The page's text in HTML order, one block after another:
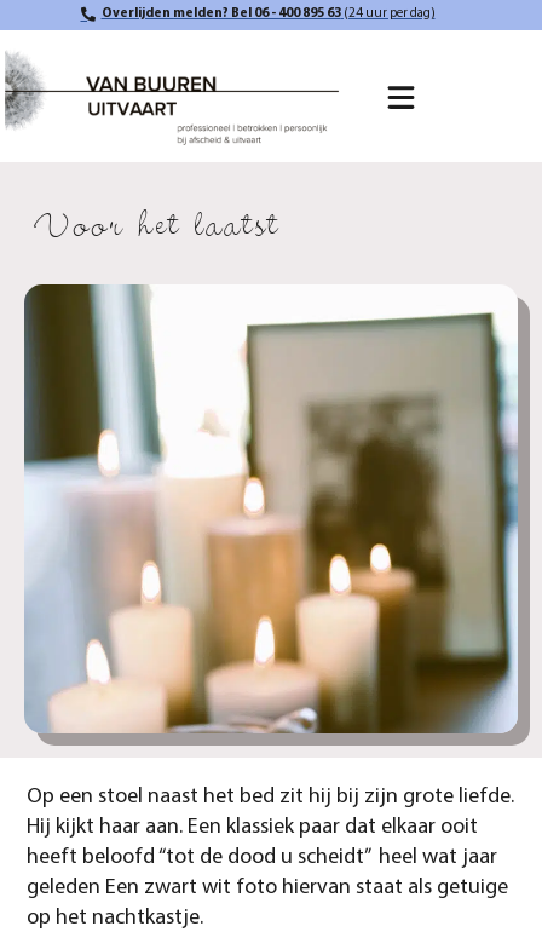
Overlijden melden? Bel 06 - 400 895 63(24 uur per dag)
Voor het laatst
Op een stoel naast het bed zit hij bij zijn grote liefde.
Hij kijkt haar aan. Een klassiek paar dat elkaar ooit
heeft beloofd “tot de dood u scheidt” heel wat jaar
geleden Een zwart wit foto hiervan staat als getuige
op het nachtkastje.